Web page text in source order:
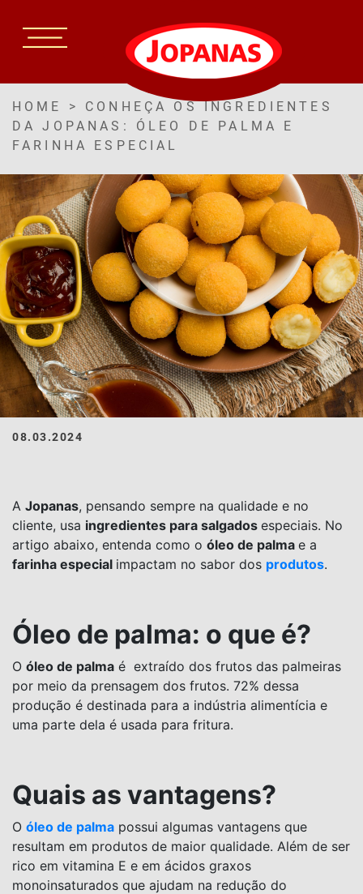
HOME > CONHEÇA OS INGREDIENTES
DA JOPANAS: ÓLEO DE PALMA E
FARINHA ESPECIAL
08.03.2024
A Jopanas, pensando sempre na qualidade e no
cliente, usa ingredientes para salgados especiais. No
artigo abaixo, entenda como o óleo de palma e a
farinha especial impactam no sabor dos produtos.
Óleo de palma: o que é?
O óleo de palma é extraído dos frutos das palmeiras
por meio da prensagem dos frutos. 72% dessa
produção é destinada para a indústria alimentícia e
uma parte dela é usada para fritura.
Quais as vantagens?
O óleo de palma possui algumas vantagens que
resultam em produtos de maior qualidade. Além de ser
rico em vitamina E e em ácidos graxos
monoinsaturados que ajudam na redução do